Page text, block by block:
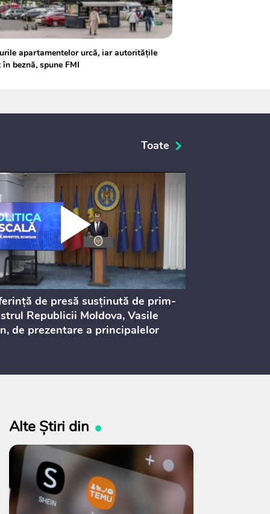
apartamentelor urcă, iar autoritățile
beznă, spune FMI
Toate
de presă susținută de prim-
Republicii Moldova, Vasile
de prezentare a principalelor
publice
Alte Știri din